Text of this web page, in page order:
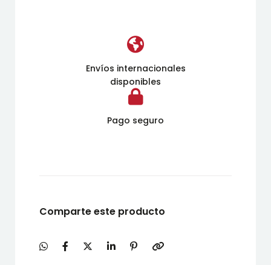
Envíos internacionales
disponibles
Pago seguro
Comparte este producto